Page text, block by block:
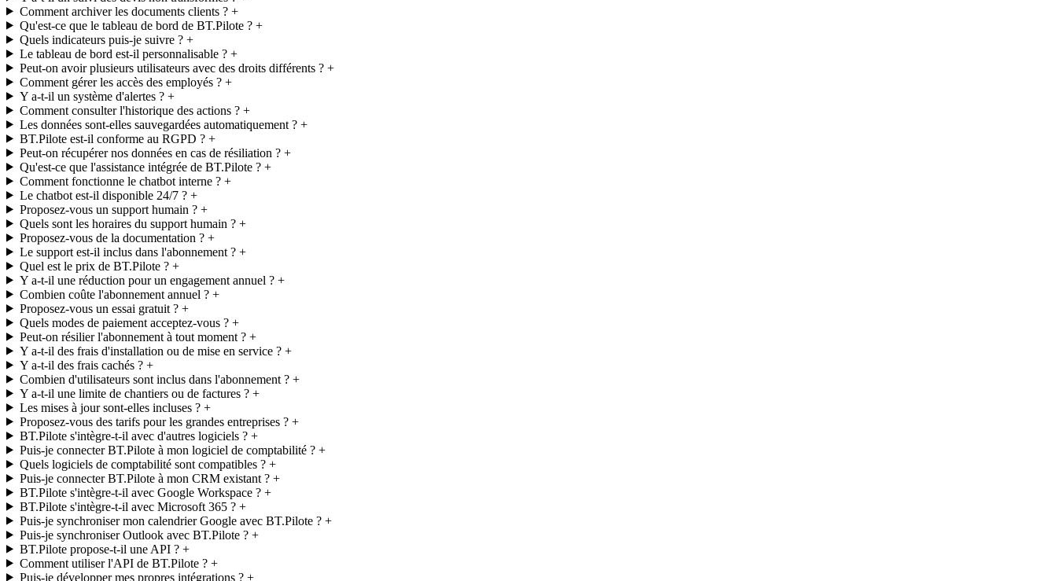
Comment archiver les documents clients ?
Qu'est-ce que le tableau de bord de BT.Pilote ?
Quels indicateurs puis-je suivre ?
Le tableau de bord est-il personnalisable ?
Peut-on avoir plusieurs utilisateurs avec des droits différents ?
Comment gérer les accès des employés ?
Y a-t-il un système d'alertes ?
Comment consulter l'historique des actions ?
Les données sont-elles sauvegardées automatiquement ?
BT.Pilote est-il conforme au RGPD ?
Peut-on récupérer nos données en cas de résiliation ?
Qu'est-ce que l'assistance intégrée de BT.Pilote ?
Comment fonctionne le chatbot interne ?
Le chatbot est-il disponible 24/7 ?
Proposez-vous un support humain ?
Quels sont les horaires du support humain ?
Proposez-vous de la documentation ?
Le support est-il inclus dans l'abonnement ?
Quel est le prix de BT.Pilote ?
Y a-t-il une réduction pour un engagement annuel ?
Combien coûte l'abonnement annuel ?
Proposez-vous un essai gratuit ?
Quels modes de paiement acceptez-vous ?
Peut-on résilier l'abonnement à tout moment ?
Y a-t-il des frais d'installation ou de mise en service ?
Y a-t-il des frais cachés ?
Combien d'utilisateurs sont inclus dans l'abonnement ?
Y a-t-il une limite de chantiers ou de factures ?
Les mises à jour sont-elles incluses ?
Proposez-vous des tarifs pour les grandes entreprises ?
BT.Pilote s'intègre-t-il avec d'autres logiciels ?
Puis-je connecter BT.Pilote à mon logiciel de comptabilité ?
Quels logiciels de comptabilité sont compatibles ?
Puis-je connecter BT.Pilote à mon CRM existant ?
BT.Pilote s'intègre-t-il avec Google Workspace ?
BT.Pilote s'intègre-t-il avec Microsoft 365 ?
Puis-je synchroniser mon calendrier Google avec BT.Pilote ?
Puis-je synchroniser Outlook avec BT.Pilote ?
BT.Pilote propose-t-il une API ?
Comment utiliser l'API de BT.Pilote ?
Puis-je développer mes propres intégrations ?